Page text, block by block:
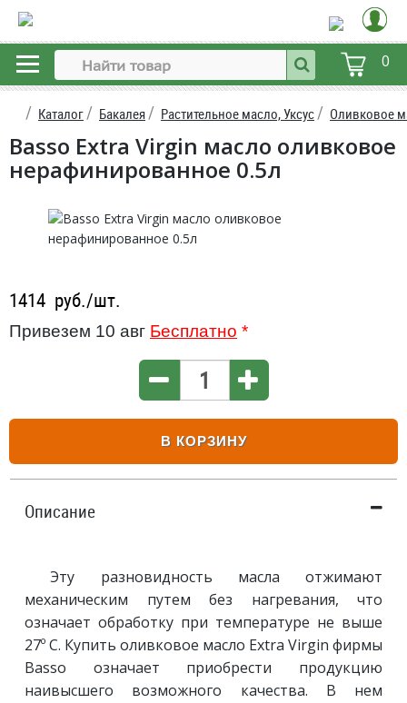
0
Каталог Бакалея Растительное масло, Уксус Оливковое
Basso Extra Virgin масло оливковое
нерафинированное 0.5л
1414 руб./шт.
Привезем 10 авг Бесплатно *
В КОРЗИНУ
Описание
Эту разновидность масла отжимают
механическим путем без нагревания, что
означает обработку при температуре не выше
27º C. Купить оливковое масло Extra Virgin фирмы
Basso означает приобрести продукцию
наивысшего возможного качества. В нем